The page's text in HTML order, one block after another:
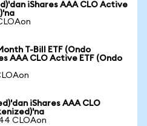
iShares AAA CLO Active
T-Bill ETF (Ondo
AAA CLO Active ETF (Ondo
iShares AAA CLO
CLOAon